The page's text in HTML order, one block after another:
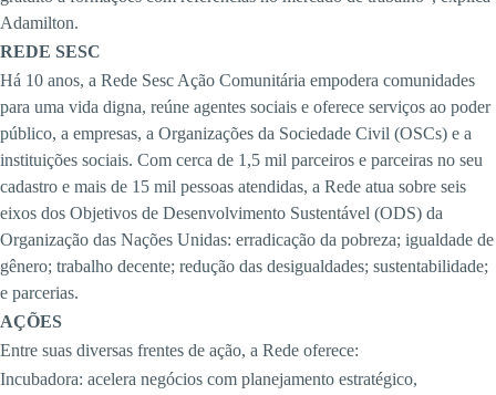
Adamilton.
REDE SESC
Há 10 anos, a Rede Sesc Ação Comunitária empodera comunidades
para uma vida digna, reúne agentes sociais e oferece serviços ao poder
público, a empresas, a Organizações da Sociedade Civil (OSCs) e a
instituições sociais. Com cerca de 1,5 mil parceiros e parceiras no seu
cadastro e mais de 15 mil pessoas atendidas, a Rede atua sobre seis
eixos dos Objetivos de Desenvolvimento Sustentável (ODS) da
Organização das Nações Unidas: erradicação da pobreza; igualdade de
gênero; trabalho decente; redução das desigualdades; sustentabilidade;
e parcerias.
AÇÕES
Entre suas diversas frentes de ação, a Rede oferece:
Incubadora: acelera negócios com planejamento estratégico,